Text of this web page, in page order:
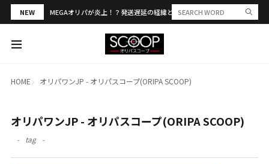
NEW MEGAオリパが炎上！？発送遅延の経緯と評判・当選報告を解説
HOME オリパワンJP - オリパスコープ(ORIPA SCOOP)
オリパワンJP - オリパスコープ(ORIPA SCOOP)
tag